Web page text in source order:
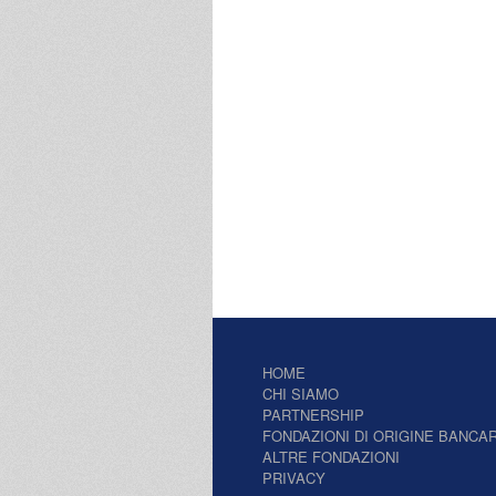
HOME
CHI SIAMO
PARTNERSHIP
FONDAZIONI DI ORIGINE
ALTRE FONDAZIONI
PRIVACY